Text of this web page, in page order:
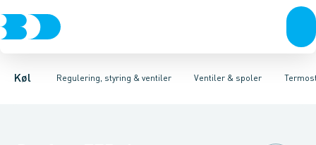
Køl Regulering, styring & ventiler
KompressorerKondenseringsaggregaterFordampere
Ventiler & spoler
Pressostater & termostaterSensorer & transmitterer
Magnetventiler til vandMagnetventiler til kølemiddel